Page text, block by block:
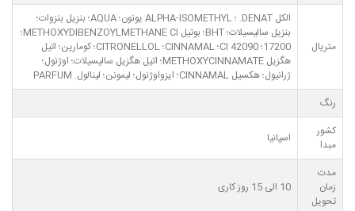
متریال
الکل DENAT. ؛ ALPHA-ISOMETHYL یونون؛ AQUA؛ بنزیل بنزوات؛
بنزیل سالیسیلات؛ BHT؛ بوتیل METHOXYDIBENZOYLMETHANE CI؛
17200؛ CI 42090؛ CINNAMAL؛ CITRONELLOL؛ کومارین؛ اتیل
هگزیل METHOXYCINNAMATE؛ اتیل هگزیل سالیسیلات؛ اوژنول؛
ژرانیول؛ هکسیل CINNAMAL؛ ایزواوژنول؛ لیمونن؛ لینالول. PARFUM
رنگ
کشور
مبدا
اسپانیا
مدت
زمان
تحویل
10 الی 15 روز کاری